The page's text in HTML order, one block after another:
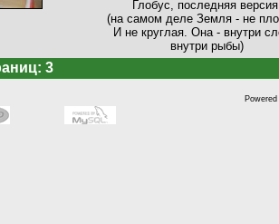
Глобус, последняя
(на самом деле Земля - не
И не круглая. Она - внутри
внутри рыбы)
3